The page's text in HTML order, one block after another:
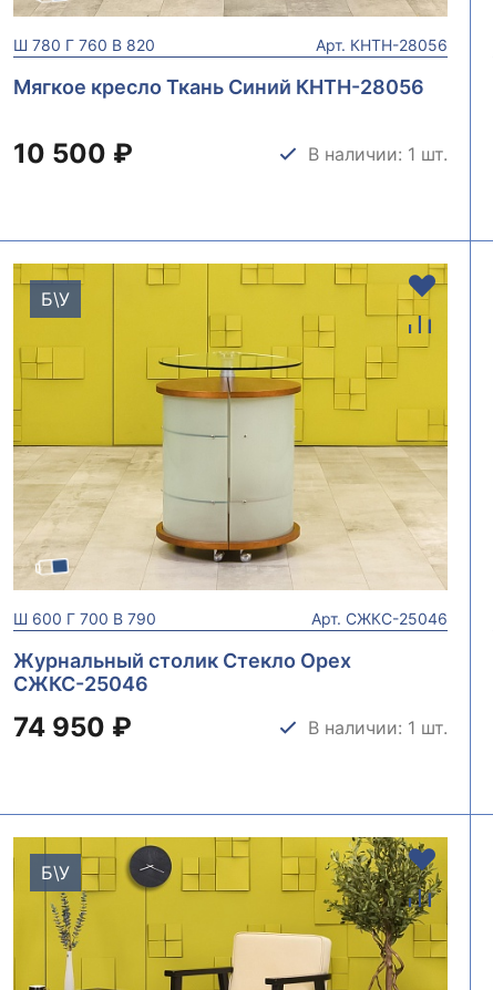
Ш 780 Г760 В820 Арт. КНТН-28056
Мягкое кресло Ткань Синий КНТН-28056
10 500 ₽ В наличии: 1 шт.
Б\У
Ш 600 Г700 В790 Арт. СЖКС-25046
Журнальный столик Стекло Орех
СЖКС-25046
74 950 ₽ В наличии: 1 шт.
Б\У